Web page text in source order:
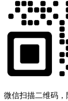
微信扫描二维码